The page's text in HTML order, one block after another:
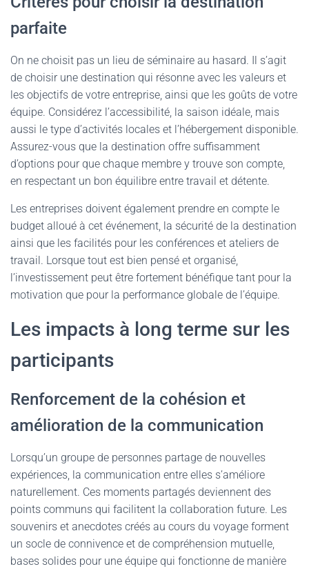
parfaite
On ne choisit pas un lieu de séminaire au hasard. Il s’agit
de choisir une destination qui résonne avec les valeurs et
les objectifs de votre entreprise, ainsi que les goûts de votre
équipe. Considérez l’accessibilité, la saison idéale, mais
aussi le type d’activités locales et l’hébergement disponible.
Assurez-vous que la destination offre suffisamment
d’options pour que chaque membre y trouve son compte,
en respectant un bon équilibre entre travail et détente.
Les entreprises doivent également prendre en compte le
budget alloué à cet événement, la sécurité de la destination
ainsi que les facilités pour les conférences et ateliers de
travail. Lorsque tout est bien pensé et organisé,
l’investissement peut être fortement bénéfique tant pour la
motivation que pour la performance globale de l’équipe.
Les impacts à long terme sur les
participants
Renforcement de la cohésion et
amélioration de la communication
Lorsqu’un groupe de personnes partage de nouvelles
expériences, la communication entre elles s’améliore
naturellement. Ces moments partagés deviennent des
points communs qui facilitent la collaboration future. Les
souvenirs et anecdotes créés au cours du voyage forment
un socle de connivence et de compréhension mutuelle,
bases solides pour une équipe qui fonctionne de manière